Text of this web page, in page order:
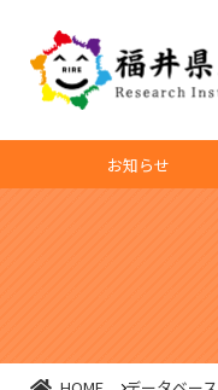
お知らせ